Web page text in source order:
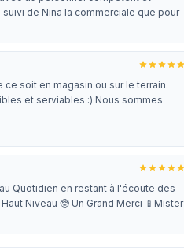
de Nina la commerciale que pour
ce soit en magasin ou sur le terrain.
et serviables :) Nous sommes
Quotidien en restant à l'écoute des
Niveau 🤓 Un Grand Merci 📱Mister